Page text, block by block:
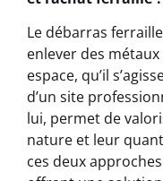
Le débarras
enlever des
espace, qu’il
d’un site
lui, permet de
nature et leur
ces deux